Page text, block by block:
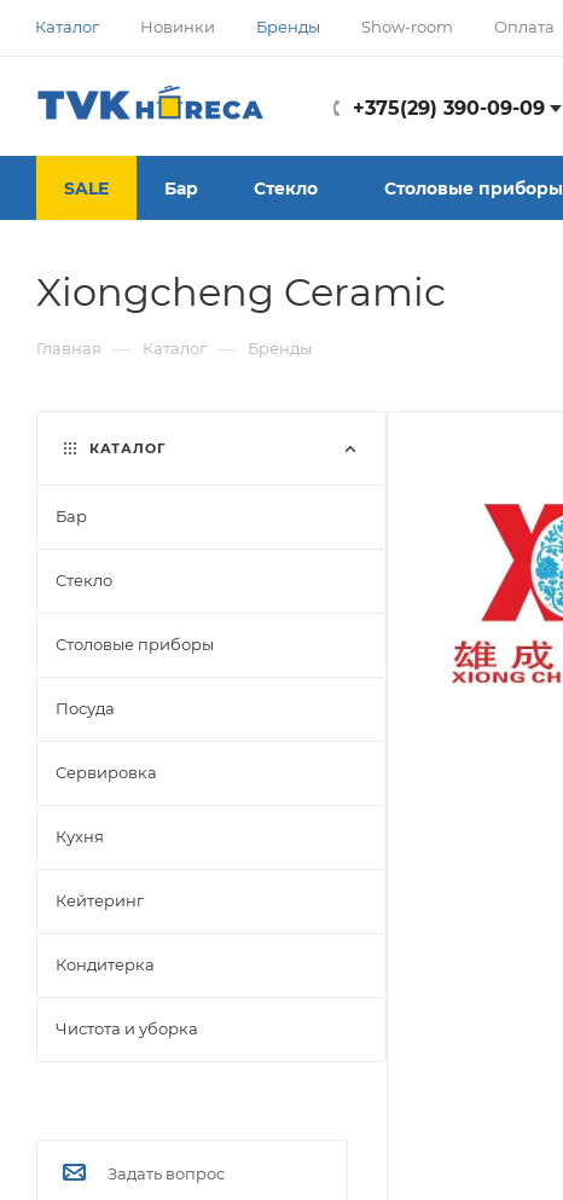
Каталог Новинки Бренды Show-room Оплата
+375(29) 390-09-09
SALE Бар Стекло Столовые приборы
Xiongcheng Ceramic
Главная — Каталог — Бренды
КАТАЛОГ
Бар
Стекло
Столовые приборы
Посуда
Сервировка
Кухня
Кейтеринг
Кондитерка
Чистота и уборка
Задать вопрос